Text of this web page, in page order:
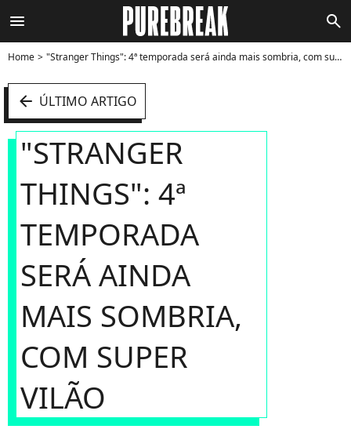
menu search
Home "Stranger Things": 4ª temporada será ainda mais sombria, com super vilão - Foto
arrow_left ÚLTIMO ARTIGO
"STRANGER
THINGS": 4ª
TEMPORADA
SERÁ AINDA
MAIS SOMBRIA,
COM SUPER
VILÃO